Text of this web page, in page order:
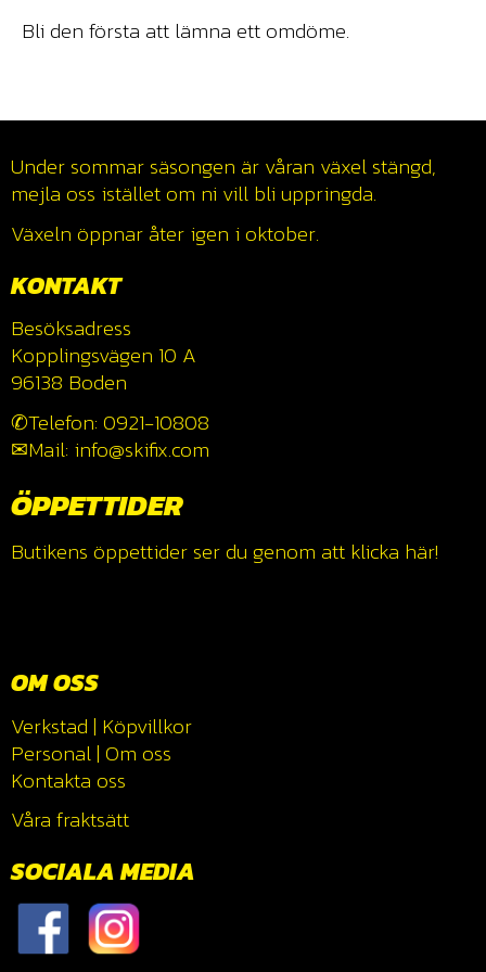
Bli den första att lämna ett omdöme.
Under sommar säsongen är våran växel stängd,
mejla oss istället om ni vill bli uppringda.
Växeln öppnar åter igen i oktober.
KONTAKT
Besöksadress
Kopplingsvägen 10 A
96138 Boden
✆Telefon: 0921-10808
✉Mail: info@skifix.com
ÖPPETTIDER
Butikens öppettider ser du genom att klicka här!
OM OSS
Verkstad | Köpvillkor
Personal| Om oss
Kontakta oss
Våra fraktsätt
SOCIALA MEDIA